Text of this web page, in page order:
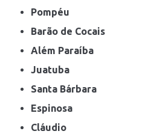
Pompéu
Barão de Cocais
Além Paraíba
Juatuba
Santa Bárbara
Espinosa
Cláudio